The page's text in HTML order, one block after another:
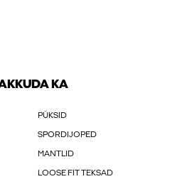
KA
PÜKSID
SPORDIJOPED
MANTLID
LOOSE FIT TEKSAD